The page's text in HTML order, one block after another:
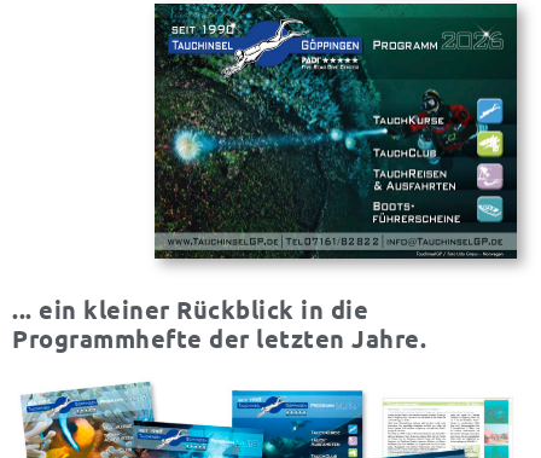
... ein kleiner Rückblick in die
Programmhefte der letzten Jahre.